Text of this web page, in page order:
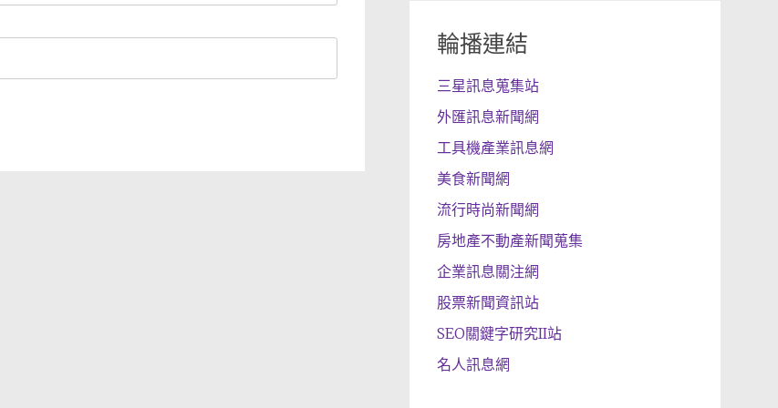
輪播連結
三星訊息蒐集站
外匯訊息新聞網
工具機產業訊息網
美食新聞網
流行時尚新聞網
房地產不動產新聞蒐集
企業訊息關注網
股票新聞資訊站
SEO關鍵字研究II站
名人訊息網